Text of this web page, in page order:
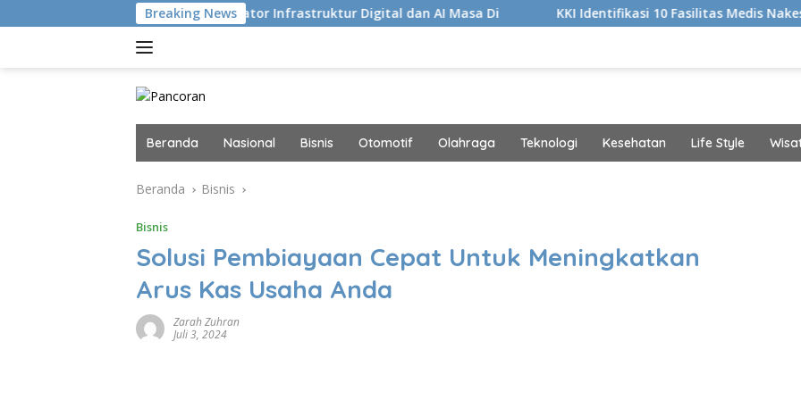
ke
Breaking News
Navigator Infrastruktur Digital dan AI Masa Di KKI Identifikasi 10 Fasilitas Medis Nakes yang Diduga
Beranda Nasional Bisnis Otomotif Olahraga Teknologi Kesehatan Life Style
Beranda Bisnis
Bisnis
Solusi Pembiayaan Cepat Untuk Meningkatkan
Arus Kas Usaha Anda
Zarah Zuhran
Juli 3, 2024